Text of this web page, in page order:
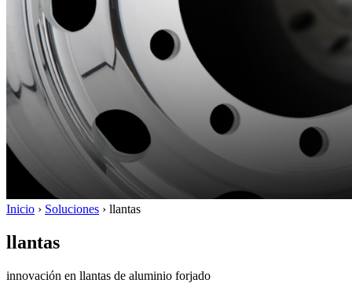
Inicio › Soluciones › llantas
llantas
innovación en llantas de aluminio forjado